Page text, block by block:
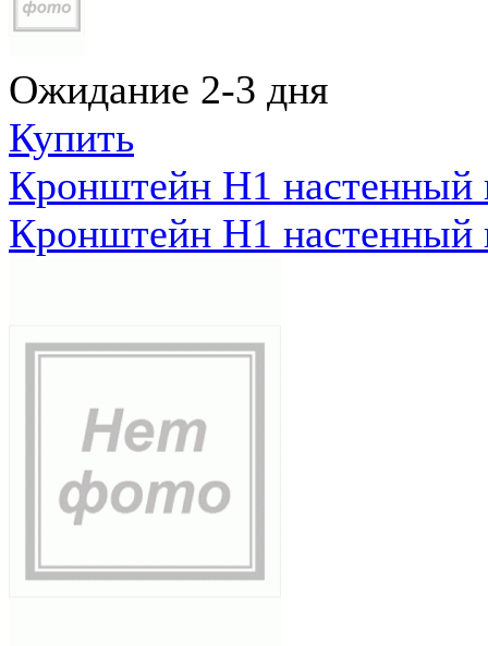
Ожидание 2-3 дня
Купить
Кронштейн Н1
Кронштейн Н1